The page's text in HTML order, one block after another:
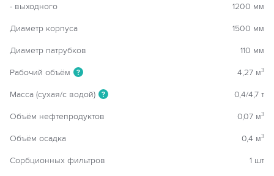
- выходного 1200 мм
Диаметр корпуса 1500 мм
Диаметр патрубков 110 мм
Рабочий объём ? 4,27 м3
Масса (сухая/с водой) ? 0,4/4,7 т
Объём нефтепродуктов 0,07 м3
Объём осадка 0,4 м3
Сорбционных фильтров 1 шт